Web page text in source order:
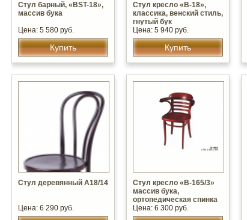
Стул барный, «BST-18»,
массив бука
Цена: 5 580 руб.
Купить
Стул кресло «В-18»,
классика, венский стиль,
гнутый бук
Цена: 5 940 руб.
Купить
Стул деревянный А18/14
Цена: 6 290 руб.
Стул кресло «В-165/3»
массив бука,
ортопедическая спинка
Цена: 6 300 руб.